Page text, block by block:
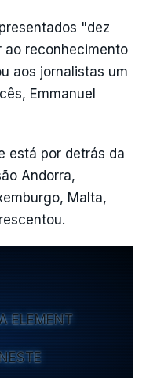
"dez
ao reconhecimento
aos jornalistas um
Emmanuel
está por detrás da
Andorra,
Malta,
ELEMENT